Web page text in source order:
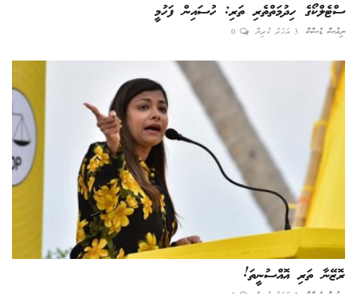
ސްޓެލްކޯގެ ހިދުމަތްތެރި ތަރި: ހުސައިން ފަހުމީ
ނިއުސް ޑެސްކް 3 އަހަރު ކުރިން 0
ރޮޒޭނާ ތަރި އޮއްސުނީތަ!